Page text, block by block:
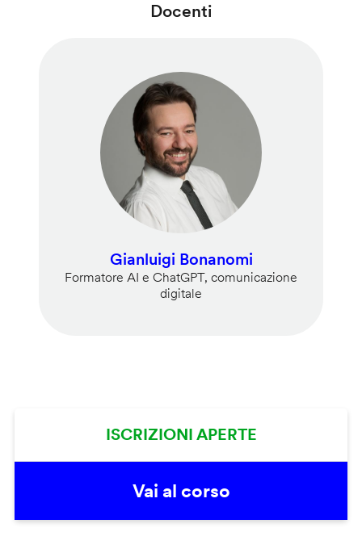
Docenti
Gianluigi Bonanomi
Formatore AI e ChatGPT, comunicazione
digitale
ISCRIZIONI APERTE
Vai al corso